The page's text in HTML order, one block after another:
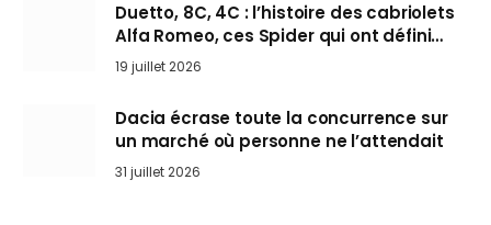
Duetto, 8C, 4C : l’histoire des cabriolets
Alfa Romeo, ces Spider qui ont défini
l’art de rouler cheveux au vent
19 juillet 2026
Dacia écrase toute la concurrence sur
un marché où personne ne l’attendait
31 juillet 2026